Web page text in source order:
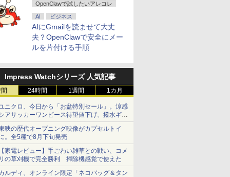
OpenClawで試したいアレコレ
AI ビジネス
AIにGmailを読ませて大丈
夫？OpenClawで安全にメー
ルを片付ける手順
Impress Watchシリーズ 人気記事
24時間 1週間 1カ月
ニクロ、今日から「お盆特別セール」。涼感
アサッカーワンピース待望値下げ、撥水ギア
ョーツは1990円に
映の歴代オープニング映像がカプセルトイ
。全5種で8月下旬発売
家電レビュー】手ごわい雑草との戦い、コメ
の草刈機で完全勝利 掃除機感覚で使えた
ルディ、オンライン限定「ネコバッグ＆タン